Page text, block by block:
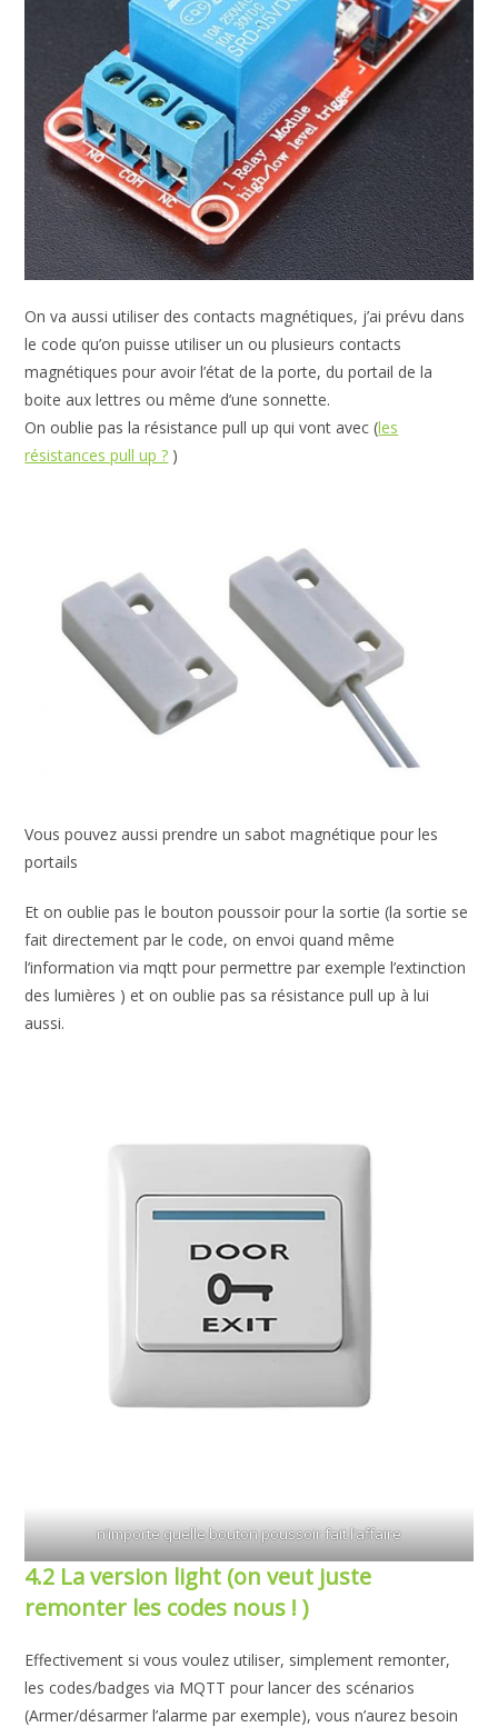
On va aussi utiliser des contacts magnétiques, j’ai prévu dans
le code qu’on puisse utiliser un ou plusieurs contacts
magnétiques pour avoir l’état de la porte, du portail de la
boite aux lettres ou même d’une sonnette.
On oublie pas la résistance pull up qui vont avec (les
résistances pull up ? )
Vous pouvez aussi prendre un sabot magnétique pour les
portails
Et on oublie pas le bouton poussoir pour la sortie (la sortie se
fait directement par le code, on envoi quand même
l’information via mqtt pour permettre par exemple l’extinction
des lumières ) et on oublie pas sa résistance pull up à lui
aussi.
n’importe quelle bouton poussoir fait l’affaire
4.2 La version light (on veut juste
remonter les codes nous ! )
Effectivement si vous voulez utiliser, simplement remonter,
les codes/badges via MQTT pour lancer des scénarios
(Armer/désarmer l’alarme par exemple), vous n’aurez besoin